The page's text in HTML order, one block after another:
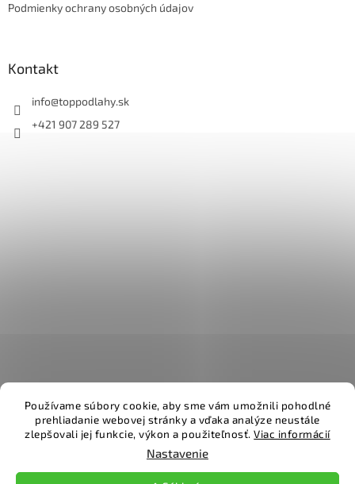
Používame súbory cookie, aby sme vám umožnili pohodlné
prehliadanie webovej stránky a vďaka analýze neustále
zlepšovali jej funkcie, výkon a použiteľnosť.Viac informácií
Nastavenie
Podmienky ochrany osobných údajov
Kontakt
info@toppodlahy.sk
+421 907 289 527
Vytvoril Shoptet